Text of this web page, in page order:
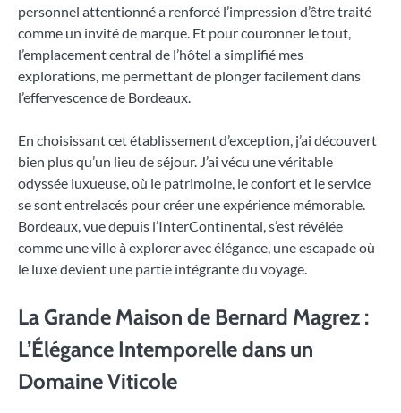
personnel attentionné a renforcé l’impression d’être traité
comme un invité de marque. Et pour couronner le tout,
l’emplacement central de l’hôtel a simplifié mes
explorations, me permettant de plonger facilement dans
l’effervescence de Bordeaux.
En choisissant cet établissement d’exception, j’ai découvert
bien plus qu’un lieu de séjour. J’ai vécu une véritable
odyssée luxueuse, où le patrimoine, le confort et le service
se sont entrelacés pour créer une expérience mémorable.
Bordeaux, vue depuis l’InterContinental, s’est révélée
comme une ville à explorer avec élégance, une escapade où
le luxe devient une partie intégrante du voyage.
La Grande Maison de Bernard Magrez :
L’Élégance Intemporelle dans un
Domaine Viticole